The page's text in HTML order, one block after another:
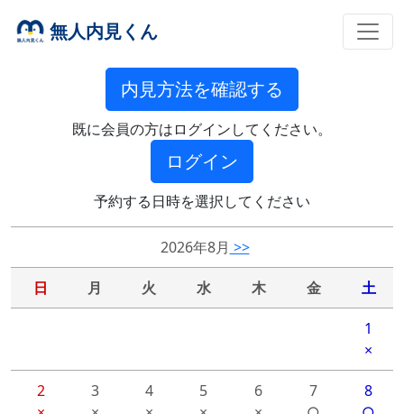
無人内見くん
内見方法を確認する
既に会員の方はログインしてください。
ログイン
予約する日時を選択してください
2026年8月 >>
日 月 火 水 木 金 土
1
×
2
3
4
5
6
7
8